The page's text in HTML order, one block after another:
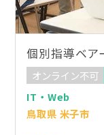
個別指導ベア
オンライン不可
IT・Web
鳥取県 米子市